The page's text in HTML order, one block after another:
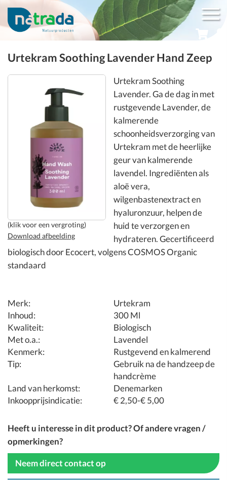
Urtekram Soothing Lavender Hand Zeep
(klik voor een vergroting)
Download afbeelding
Urtekram Soothing
Lavender. Ga de dag in met
rustgevende Lavender, de
kalmerende
schoonheidsverzorging van
Urtekram met de heerlijke
geur van kalmerende
lavendel. Ingrediënten als
aloë vera,
wilgenbastenextract en
hyaluronzuur, helpen de
huid te verzorgen en
hydrateren. Gecertificeerd
biologisch door Ecocert, volgens COSMOS Organic
standaard
Merk:
Urtekram
Inhoud:
300 Ml
Kwaliteit:
Biologisch
Met o.a.:
Lavendel
Kenmerk:
Rustgevend en kalmerend
Tip:
Gebruik na de handzeep de
handcrème
Land van herkomst:
Denemarken
Inkoopprijsindicatie:
€ 2,50-€ 5,00
Heeft u interesse in dit product? Of andere vragen /
opmerkingen?
Neem direct contact op